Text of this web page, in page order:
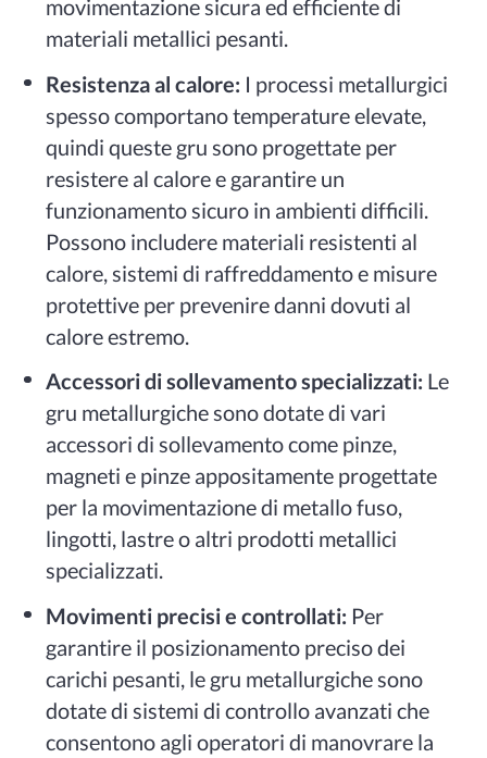
movimentazione sicura ed efficiente di
materiali metallici pesanti.
Resistenza al calore: I processi metallurgici
spesso comportano temperature elevate,
quindi queste gru sono progettate per
resistere al calore e garantire un
funzionamento sicuro in ambienti difficili.
Possono includere materiali resistenti al
calore, sistemi di raffreddamento e misure
protettive per prevenire danni dovuti al
calore estremo.
Accessori di sollevamento specializzati: Le
gru metallurgiche sono dotate di vari
accessori di sollevamento come pinze,
magneti e pinze appositamente progettate
per la movimentazione di metallo fuso,
lingotti, lastre o altri prodotti metallici
specializzati.
Movimenti precisi e controllati: Per
garantire il posizionamento preciso dei
carichi pesanti, le gru metallurgiche sono
dotate di sistemi di controllo avanzati che
consentono agli operatori di manovrare la